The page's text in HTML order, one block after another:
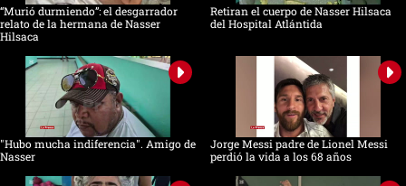
“Murió durmiendo”: el desgarrador
relato de la hermana de Nasser
Hilsaca
Retiran el cuerpo de Nasser Hilsaca
del Hospital Atlántida
"Hubo mucha indiferencia". Amigo de
Nasser
Jorge Messi padre de Lionel Messi
perdió la vida a los 68 años